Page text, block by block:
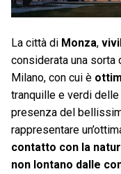
La città di Monza,
considerata una sorta
Milano, con cui è
tranquille e verdi
presenza del
rappresentare
contatto con la
non lontano dalle